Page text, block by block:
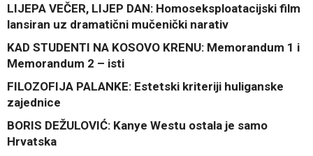
LIJEPA VEČER, LIJEP DAN: Homoseksploatacijski film
lansiran uz dramatični mučenički narativ
KAD STUDENTI NA KOSOVO KRENU: Memorandum 1 i
Memorandum 2 – isti
FILOZOFIJA PALANKE: Estetski kriteriji huliganske
zajednice
BORIS DEŽULOVIĆ: Kanye Westu ostala je samo
Hrvatska